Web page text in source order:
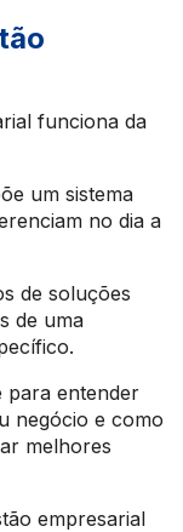
funciona da
um sistema
no dia a
de soluções
de uma
para entender
negócio e como
melhores
empresarial